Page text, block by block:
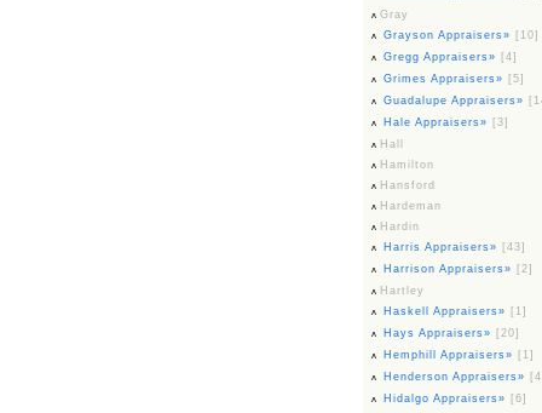
Gray
Grayson Appraisers» [10]
Gregg Appraisers» [4]
Grimes Appraisers» [5]
Guadalupe Appraisers»
Hale Appraisers» [3]
Hall
Hamilton
Hansford
Hardeman
Hardin
Harris Appraisers» [43]
Harrison Appraisers» [2]
Hartley
Haskell Appraisers» [1]
Hays Appraisers» [20]
Hemphill Appraisers» [1]
Henderson Appraisers»
Hidalgo Appraisers» [6]